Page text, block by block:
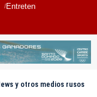
Entretenimiento
y otros medios rusos